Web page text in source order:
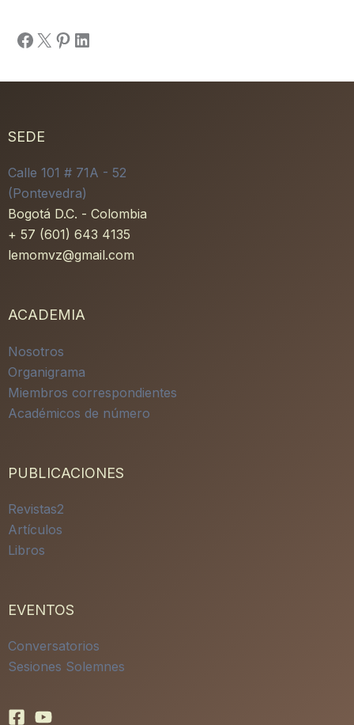
Facebook
X Pinterest
LinkedIn
SEDE
Calle 101 # 71A - 52
(Pontevedra)
Bogotá D.C. - Colombia
+ 57 (601) 643 4135
lemomvz@gmail.com
ACADEMIA
Nosotros
Organigrama
Miembros correspondientes
Académicos de número
PUBLICACIONES
Revistas2
Artículos
Libros
EVENTOS
Conversatorios
Sesiones Solemnes